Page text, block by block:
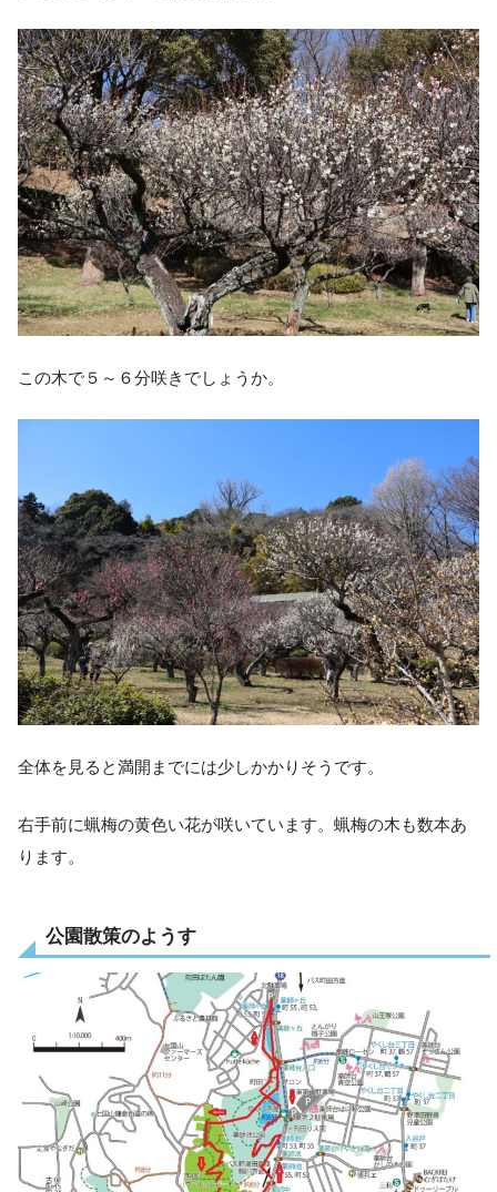
この木で５～６分咲きでしょうか。
全体を見ると満開までには少しかかりそうです。
右手前に蝋梅の黄色い花が咲いています。蝋梅の木も数本あ
ります。
公園散策のようす